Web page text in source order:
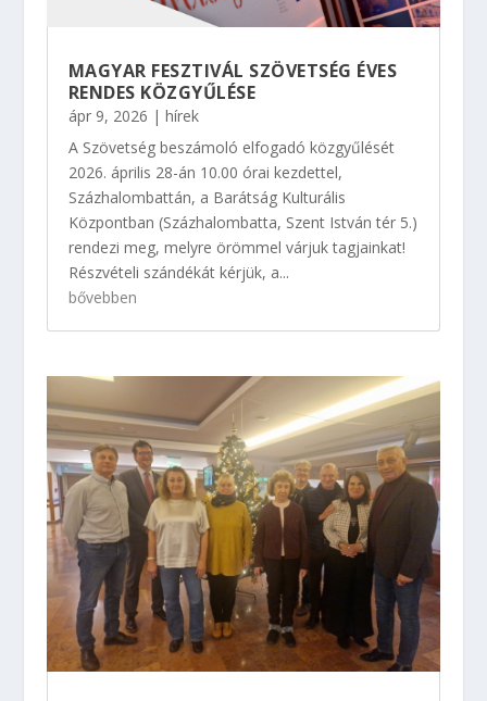
MAGYAR FESZTIVÁL SZÖVETSÉG ÉVES
RENDES KÖZGYŰLÉSE
ápr 9, 2026 | hírek
A Szövetség beszámoló elfogadó közgyűlését
2026. április 28-án 10.00 órai kezdettel,
Százhalombattán, a Barátság Kulturális
Központban (Százhalombatta, Szent István tér 5.)
rendezi meg, melyre örömmel várjuk tagjainkat!
Részvételi szándékát kérjük, a...
bővebben